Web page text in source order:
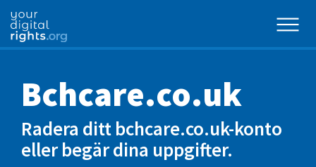
Bchcare.co.uk
Radera ditt bchcare.co.uk-konto
eller begär dina uppgifter.